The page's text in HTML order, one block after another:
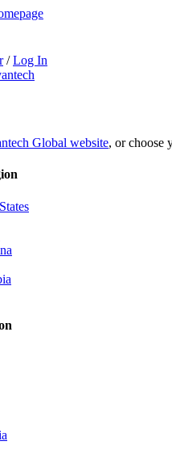
/ Log In
Global website, or choose